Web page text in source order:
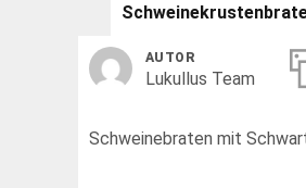
AUTOR
Lukullus Team
Schweinebraten mit